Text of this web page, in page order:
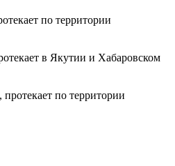
по территории
в Якутии и Хабаровском
по территории